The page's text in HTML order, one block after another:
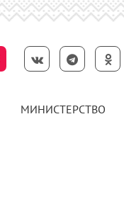
МИНИСТЕРСТВО